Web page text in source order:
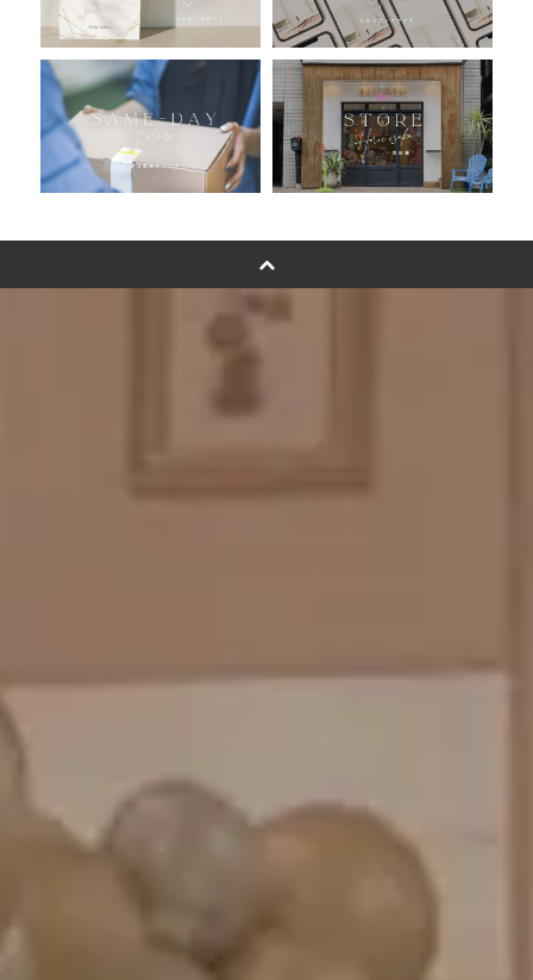
浮くバルーンオーダーメイド - coming soonn -
卓上バルーンオーダーメイド
ムーンリットバルーンについて
その他オーダーメイド
バルーンフラワーブーケについて